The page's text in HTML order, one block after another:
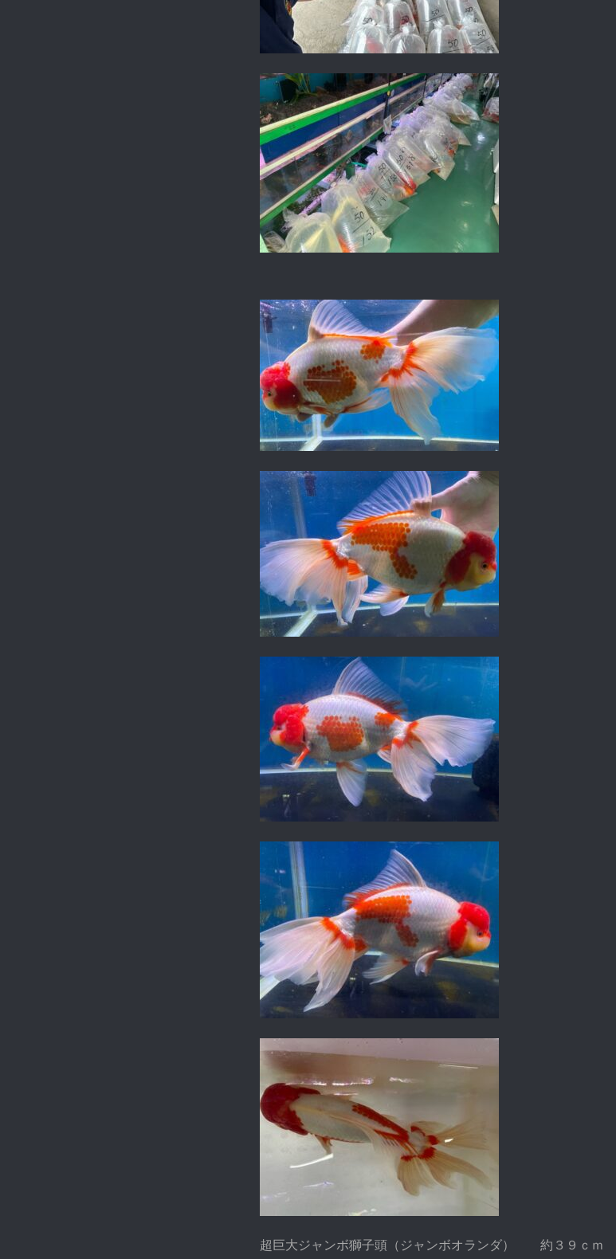
超巨大ジャンボ獅子頭（ジャンボオランダ） 約３９ｃｍ